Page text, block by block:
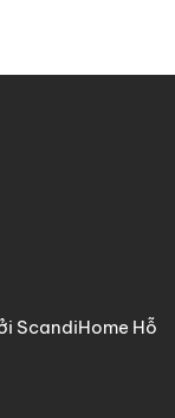
hàng chịu
Gửi nhà xe,
để được hỗ
ScandiHome Hỗ